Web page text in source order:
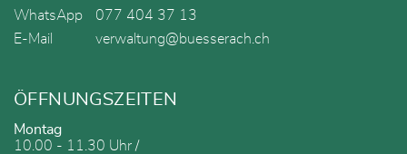
WhatsApp
077 404 37 13
E-Mail
verwaltung@buesserach.ch
ÖFFNUNGSZEITEN
Montag
10.00 - 11.30 Uhr /